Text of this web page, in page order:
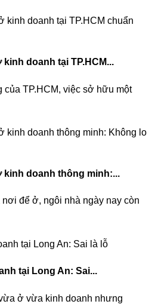
doanh tại TP.HCM...
của TP.HCM, việc sở hữu một
kinh doanh thông minh:...
để ở, ngôi nhà ngày nay còn
tại Long An: Sai...
ở vừa kinh doanh nhưng